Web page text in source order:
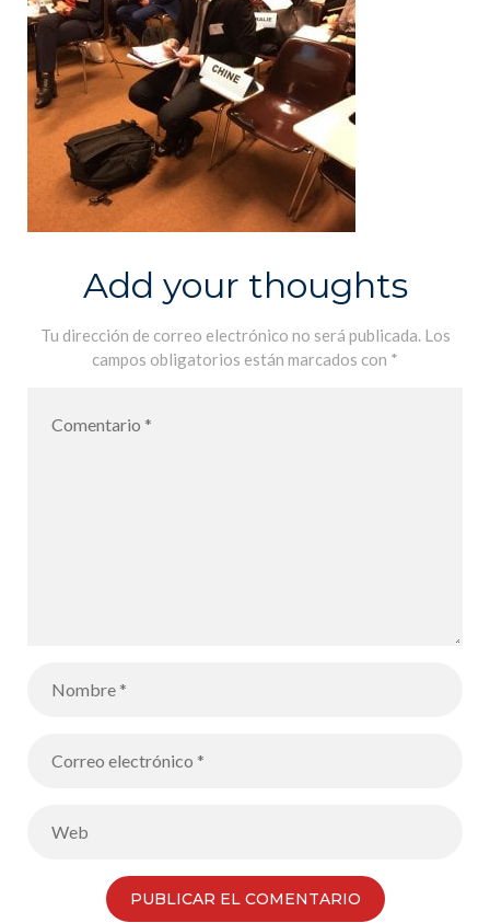
Add your thoughts
Tu dirección de correo electrónico no será publicada. Los
campos obligatorios están marcados con *